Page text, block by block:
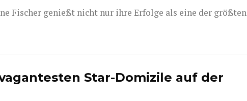
Fischer genießt nicht nur ihre Erfolge als eine der größten
Star-Domizile auf der